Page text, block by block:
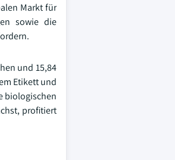
Markt für
sowie die
und 15,84
Etikett und
biologischen
profitiert